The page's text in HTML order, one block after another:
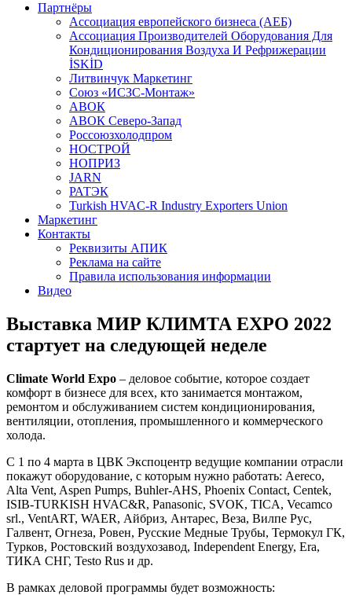
Партнёры
Ассоциация европейского бизнеса (АЕБ)
Aссоциация Производителей Оборудования Для
Кондиционирования Воздуха И Рефрижерации
İSKİD
Литвинчук Маркетинг
Союз «ИСЗС-Монтаж»
АВОК
АВОК Северо-Запад
Россоюзхолодпром
НОСТРОЙ
НОПРИЗ
JARN
РАТЭК
Turkish HVAC-R Industry Exporters Union
Маркетинг
Контакты
Реквизиты АПИК
Реклама на сайте
Правила использования информации
Видео
Выставка МИР КЛИМТА EXPO 2022
стартует на следующей неделе
Climate World Expo – деловое событие, которое создает
комфорт в бизнесе для всех, кто занимается монтажом,
ремонтом и обслуживанием систем кондиционирования,
вентиляции, отопления, промышленного и коммерческого
холода.
С 1 по 4 марта в ЦВК Экспоцентр ведущие компании отрасли
покажут оборудование, с которым нужно работать: Aereco,
Alta Vent, Aspen Pumps, Buhler-AHS, Phoenix Contact, Centek,
ISIB-TURKISH HVAC&R, Panasonic, SVOK, TICA, Vecamco
srl., VentART, WAER, Айбриз, Антарес, Веза, Вилпе Рус,
Галвент, Огнеза, Ровен, Русские Медные Трубы, Термокул ГК,
Турков, Ростовский воздухозавод, Independent Energy, Era,
ТИКА СНГ, Testo Rus и др.
В рамках деловой программы будет возможность: